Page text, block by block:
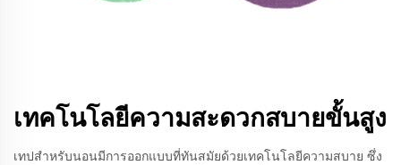
เทคโนโลยีความสะดวกสบายขั้นสูง
เทปสำหรับนอนมีการออกแบบที่ทันสมัยด้วยเทคโนโลยีความสบาย ซึ่ง